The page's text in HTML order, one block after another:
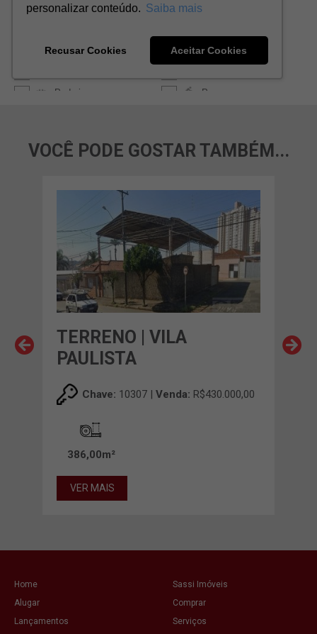
VOCÊ PODE GOSTAR TAMBÉM...
TERRENO | VILA
PAULISTA
Chave: 10307 | Venda: R$430.000,00
386,00m²
VER MAIS
Home
Sassi Imóveis
Alugar
Comprar
Lançamentos
Serviços